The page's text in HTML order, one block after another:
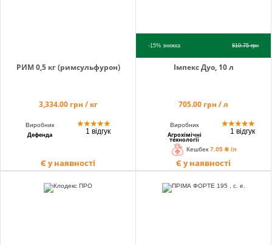
РИМ 0,5 кг (римсульфурон)
3,334.00 грн / кг
Виробник
Дефенда
★★★★★
1 відгук
Є у наявності
-15%знижка 810.75грн
Імпекс Дуо, 10 л
705.00 грн / л
Виробник
Агрохімічні
технології
★★★★★
1 відгук
Кешбек 7.05 ₴ /л
Є у наявності